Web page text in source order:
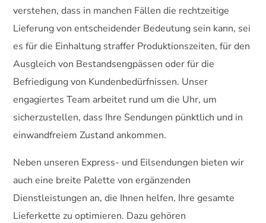
verstehen, dass in manchen Fällen die rechtzeitige
Lieferung von entscheidender Bedeutung sein kann, sei
es für die Einhaltung straffer Produktionszeiten, für den
Ausgleich von Bestandsengpässen oder für die
Befriedigung von Kundenbedürfnissen. Unser
engagiertes Team arbeitet rund um die Uhr, um
sicherzustellen, dass Ihre Sendungen pünktlich und in
einwandfreiem Zustand ankommen.
Neben unseren Express- und Eilsendungen bieten wir
auch eine breite Palette von ergänzenden
Dienstleistungen an, die Ihnen helfen, Ihre gesamte
Lieferkette zu optimieren. Dazu gehören